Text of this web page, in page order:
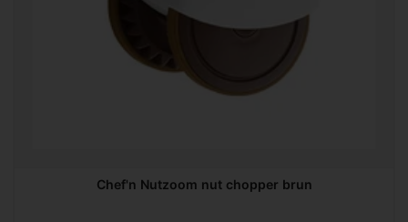
Chef'n Nutzoom nut chopper brun